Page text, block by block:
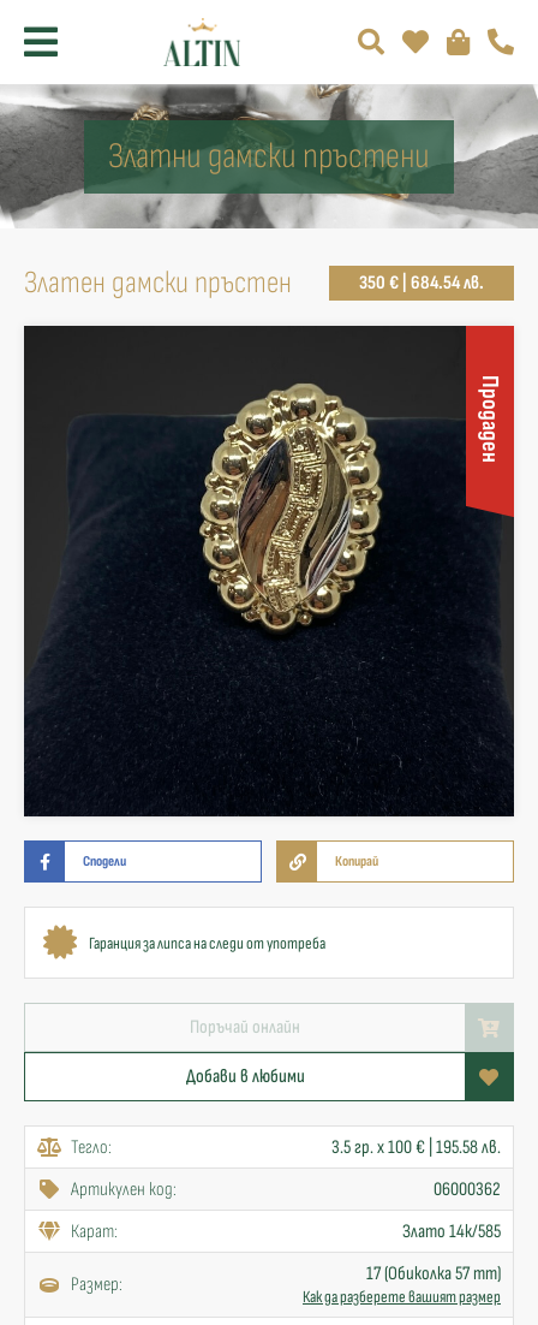
Златни дамски пръстени
Златен дамски пръстен 350 € | 684.54 лв.
Продаден
Сподели Копирай
Гаранция за липса на следи от употреба
Поръчай онлайн
Добави в любими
Тегло:
3.5 гр. x 100 € | 195.58 лв.
Артикулен код:
06000362
Карат:
Злато 14к/585
Размер: 17 (Обиколка 57 mm)
Как да разберете вашият размер